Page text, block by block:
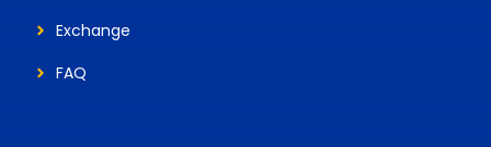
Exchange
FAQ